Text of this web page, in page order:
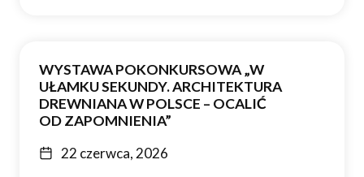
WYSTAWA POKONKURSOWA „W
UŁAMKU SEKUNDY. ARCHITEKTURA
DREWNIANA W POLSCE – OCALIĆ
OD ZAPOMNIENIA”
22 czerwca, 2026